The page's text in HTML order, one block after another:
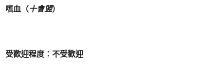
嗜血（十會盟）
受歡迎程度：不受歡迎